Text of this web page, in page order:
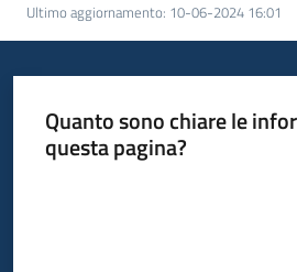
Ultimo aggiornamento: 10-06-2024 16:01
Quanto sono chiare le
questa pagina?